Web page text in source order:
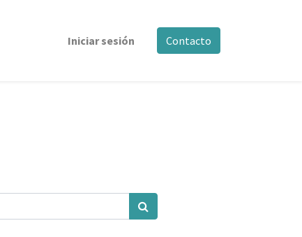
Iniciar sesión Contacto